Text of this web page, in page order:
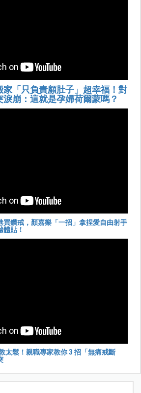
家「只負責顧肚子」超幸福！對
淚崩：這就是孕婦荷爾蒙嗎？
買鑽戒，顏嘉樂「一招」拿捏愛自由射手
體貼！
太鬆！親職專家教你 3 招「無痛戒斷